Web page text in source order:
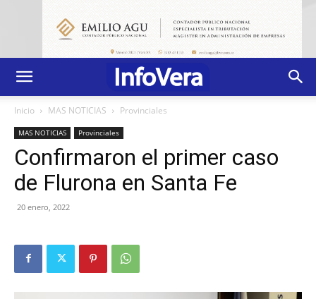
Inicio MAS NOTICIAS Provinciales
MAS NOTICIAS Provinciales
Confirmaron el primer caso
de Flurona en Santa Fe
20 enero, 2022